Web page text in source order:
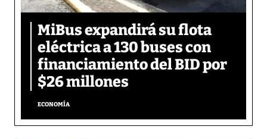
MiBus expandirá su flota
eléctrica a 130 buses con
financiamiento del BID por
$26 millones
ECONOMÍA